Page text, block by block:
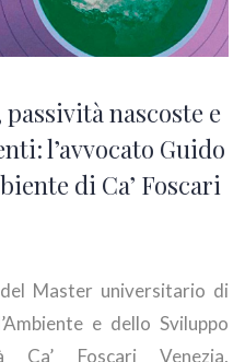
nascoste e
l’avvocato Guido
di Ca’ Foscari
Master universitario di
e dello Sviluppo
Ca’ Foscari Venezia,